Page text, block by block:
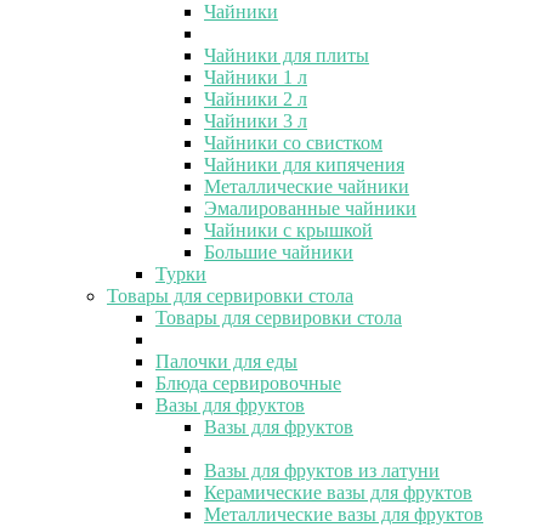
Чайники
Чайники для плиты
Чайники 1 л
Чайники 2 л
Чайники 3 л
Чайники со свистком
Чайники для кипячения
Металлические чайники
Эмалированные чайники
Чайники с крышкой
Большие чайники
Турки
Товары для сервировки стола
Товары для сервировки стола
Палочки для еды
Блюда сервировочные
Вазы для фруктов
Вазы для фруктов
Вазы для фруктов из латуни
Керамические вазы для фруктов
Металлические вазы для фруктов